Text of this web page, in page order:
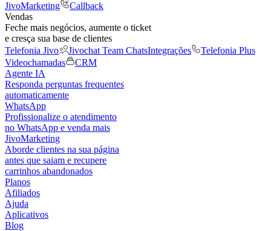
JivoMarketing
Callback
Vendas
Feche mais negócios, aumente o ticket
e cresça sua base de clientes
Telefonia Jivo
Jivochat Team ChatsIntegrações
Telefonia Plus
Videochamadas
CRM
Agente IA
Responda perguntas frequentes
automaticamente
WhatsApp
Profissionalize o atendimento
no WhatsApp e venda mais
JivoMarketing
Aborde clientes na sua página
antes que saiam e recupere
carrinhos abandonados
Planos
Afiliados
Ajuda
Aplicativos
Blog